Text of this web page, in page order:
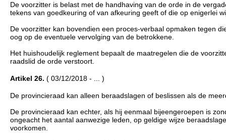
De voorzitter is belast met de handhaving van de orde in de
tekens van goedkeuring of van afkeuring geeft of die op enigerlei
De voorzitter kan bovendien een proces-verbaal opmaken tegen
oog op de eventuele vervolging van de betrokkene.
Het huishoudelijk reglement bepaalt de maatregelen die de
raadslid de orde verstoort.
Artikel 26. ( 03/12/2018 - ... )
De provincieraad kan alleen beraadslagen of beslissen als de
De provincieraad kan echter, als hij eenmaal bijeengeroepen is
ongeacht het aantal aanwezige leden, op geldige wijze
voorkomen.